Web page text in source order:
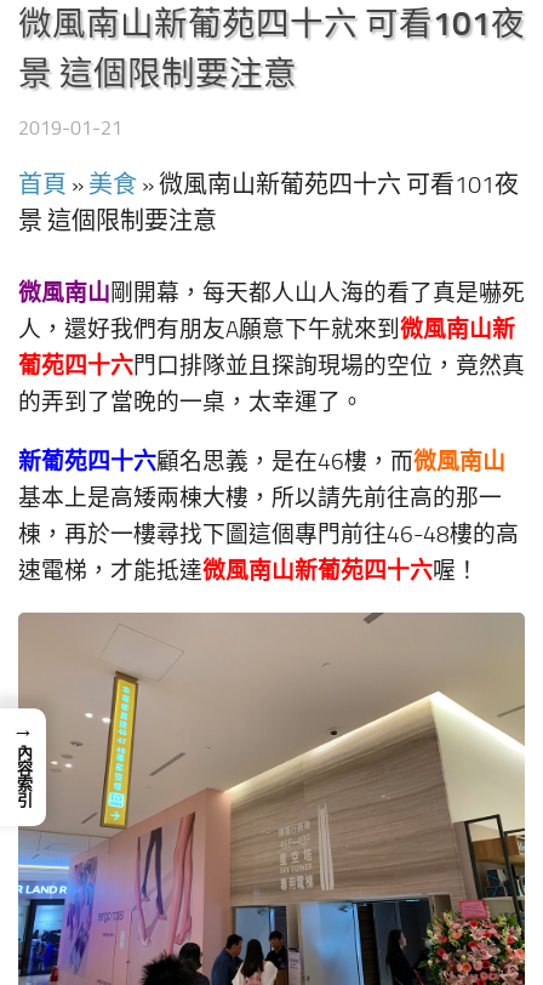
微風南山新葡苑四十六 可看101夜
景 這個限制要注意
2019-01-21
首頁 » 美食 »微風南山新葡苑四十六 可看101夜
景 這個限制要注意
微風南山剛開幕，每天都人山人海的看了真是嚇死
人，還好我們有朋友A願意下午就來到 微風南山新
葡苑四十六門口排隊並且探詢現場的空位，竟然真
的弄到了當晚的一桌，太幸運了。
新葡苑四十六顧名思義，是在46樓，而微風南山
基本上是高矮兩棟大樓，所以請先前往高的那一
棟，再於一樓尋找下圖這個專門前往46-48樓的高
速電梯，才能抵達微風南山新葡苑四十六喔！
→
內容索引